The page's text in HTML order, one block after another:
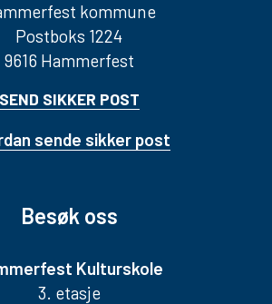
kommune
Postboks 1224
9616 Hammerfest
SEND SIKKER POST
sende sikker post
Besøk oss
Kulturskole
3. etasje